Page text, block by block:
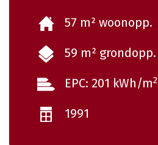
57 m² woonopp.
59 m² grondopp.
EPC: 201 kWh/m2
1991